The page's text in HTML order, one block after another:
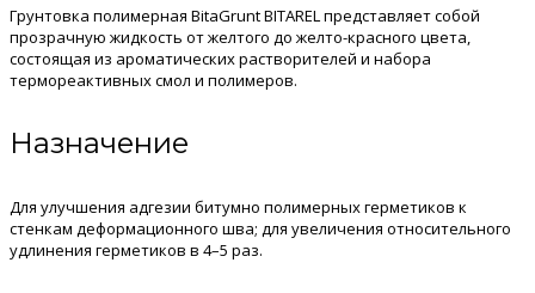
Грунтовка полимерная BitaGrunt BITAREL представляет собой
прозрачную жидкость от желтого до желто-красного цвета,
состоящая из ароматических растворителей и набора
термореактивных смол и полимеров.
Назначение
Для улучшения адгезии битумно полимерных герметиков к
стенкам деформационного шва; для увеличения относительного
удлинения герметиков в 4–5 раз.